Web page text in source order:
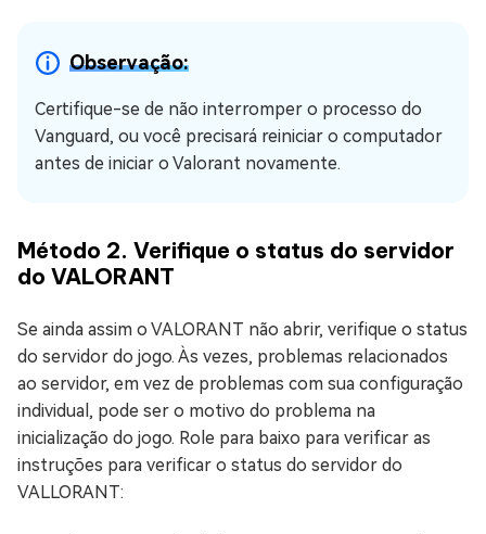
Observação:
Certifique-se de não interromper o processo do
Vanguard, ou você precisará reiniciar o computador
antes de iniciar o Valorant novamente.
Método 2. Verifique o status do servidor
do VALORANT
Se ainda assim o VALORANT não abrir, verifique o status
do servidor do jogo. Às vezes, problemas relacionados
ao servidor, em vez de problemas com sua configuração
individual, pode ser o motivo do problema na
inicialização do jogo. Role para baixo para verificar as
instruções para verificar o status do servidor do
VALLORANT: